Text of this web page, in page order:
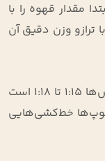
مقدار قهوه را با
ترازو وزن دقیق آن
نسبت استاندارد قهوه به آب در بیشتر روش‌ها 1:15 تا 1:18 است
برخی اسکوپ‌ها خط‌کشی‌هایی